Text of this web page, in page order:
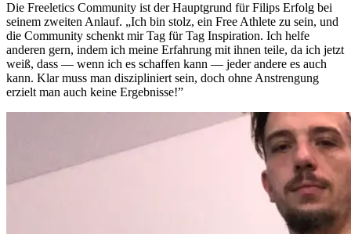
Die Freeletics Community ist der Hauptgrund für Filips Erfolg bei
seinem zweiten Anlauf. „Ich bin stolz, ein Free Athlete zu sein, und
die Community schenkt mir Tag für Tag Inspiration. Ich helfe
anderen gern, indem ich meine Erfahrung mit ihnen teile, da ich jetzt
weiß, dass — wenn ich es schaffen kann — jeder andere es auch
kann. Klar muss man diszipliniert sein, doch ohne Anstrengung
erzielt man auch keine Ergebnisse!”